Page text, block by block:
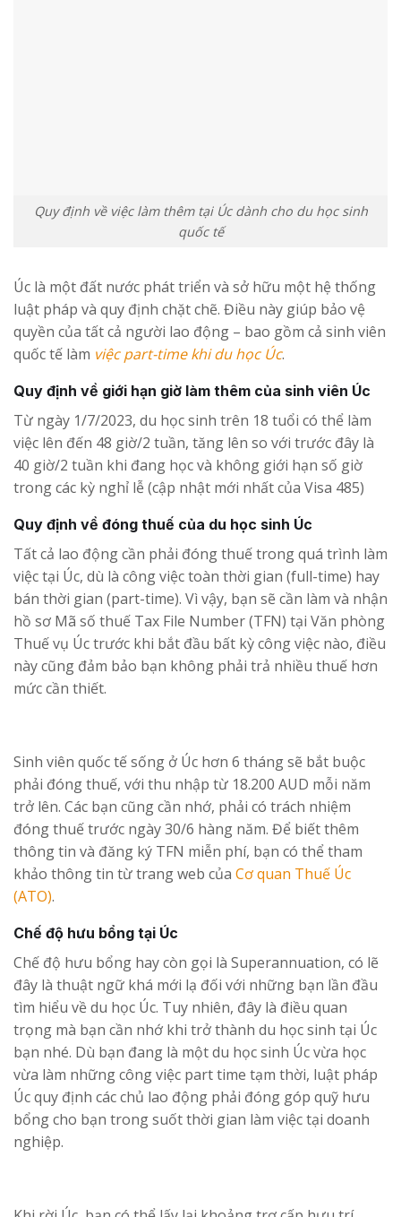
Quy định về việc làm thêm tại Úc dành cho du học sinh
quốc tế
Úc là một đất nước phát triển và sở hữu một hệ thống
luật pháp và quy định chặt chẽ. Điều này giúp bảo vệ
quyền của tất cả người lao động – bao gồm cả sinh viên
quốc tế làm việc part-time khi du học Úc.
Quy định về giới hạn giờ làm thêm của sinh viên Úc
Từ ngày 1/7/2023, du học sinh trên 18 tuổi có thể làm
việc lên đến 48 giờ/2 tuần, tăng lên so với trước đây là
40 giờ/2 tuần khi đang học và không giới hạn số giờ
trong các kỳ nghỉ lễ (cập nhật mới nhất của Visa 485)
Quy định về đóng thuế của du học sinh Úc
Tất cả lao động cần phải đóng thuế trong quá trình làm
việc tại Úc, dù là công việc toàn thời gian (full-time) hay
bán thời gian (part-time). Vì vậy, bạn sẽ cần làm và nhận
hồ sơ Mã số thuế Tax File Number (TFN) tại Văn phòng
Thuế vụ Úc trước khi bắt đầu bất kỳ công việc nào, điều
này cũng đảm bảo bạn không phải trả nhiều thuế hơn
mức cần thiết.
Sinh viên quốc tế sống ở Úc hơn 6 tháng sẽ bắt buộc
phải đóng thuế, với thu nhập từ 18.200 AUD mỗi năm
trở lên. Các bạn cũng cần nhớ, phải có trách nhiệm
đóng thuế trước ngày 30/6 hàng năm. Để biết thêm
thông tin và đăng ký TFN miễn phí, bạn có thể tham
khảo thông tin từ trang web của Cơ quan Thuế Úc
(ATO).
Chế độ hưu bổng tại Úc
Chế độ hưu bổng hay còn gọi là Superannuation, có lẽ
đây là thuật ngữ khá mới lạ đối với những bạn lần đầu
tìm hiểu về du học Úc. Tuy nhiên, đây là điều quan
trọng mà bạn cần nhớ khi trở thành du học sinh tại Úc
bạn nhé. Dù bạn đang là một du học sinh Úc vừa học
vừa làm những công việc part time tạm thời, luật pháp
Úc quy định các chủ lao động phải đóng góp quỹ hưu
bổng cho bạn trong suốt thời gian làm việc tại doanh
nghiệp.